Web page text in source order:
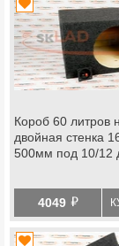
Короб 60 литров
двойная стенка
500мм под 10/12
4049 й